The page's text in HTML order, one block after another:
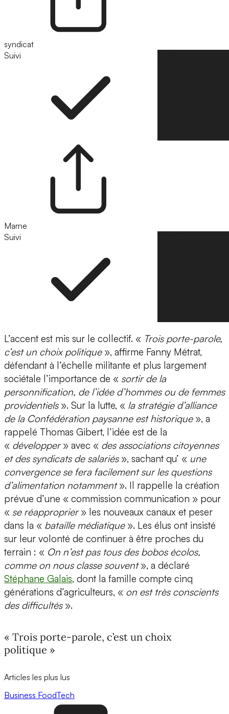
syndicat
Suivi
Marne
Suivi
L’accent est mis sur le collectif. « Trois porte-parole,
c’est un choix politique», affirme Fanny Métrat,
défendant à l’échelle militante et plus largement
sociétale l’importance de « sortir de la
personnification, de l’idée d’hommes ou de femmes
providentiels». Sur la lutte, « la stratégie d’alliance
de la Confédération paysanne est historique», a
rappelé Thomas Gibert, l’idée est de la
« développer» avec « des associations citoyennes
et des syndicats de salariés», sachant qu’ « une
convergence se fera facilement sur les questions
d’alimentation notamment». Il rappelle la création
prévue d’une « commission communication » pour
« se réapproprier» les nouveaux canaux et peser
dans la « bataille médiatique». Les élus ont insisté
sur leur volonté de continuer à être proches du
terrain : « On n’est pas tous des bobos écolos,
comme on nous classe souvent», a déclaré
Stéphane Galais, dont la famille compte cinq
générations d’agriculteurs, « on est très conscients
des difficultés».
« Trois porte-parole, c’est un choix
politique »
Articles les plus lus
Business FoodTech